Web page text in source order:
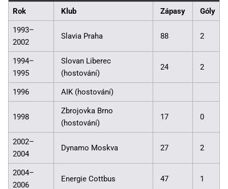
Rok Klub Zápasy Góly
1993–
2002
Slavia Praha 88 2
1994–
1995
Slovan Liberec
(hostování)
24 2
1996 AIK (hostování)
1998
Zbrojovka Brno
(hostování)
17 0
2002–
2004
Dynamo Moskva 27 2
2004–
2006
Energie Cottbus 47 1